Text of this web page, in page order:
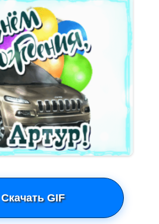
Скачать GIF